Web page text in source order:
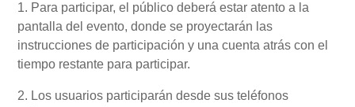
1. Para participar, el público deberá estar atento a la
pantalla del evento, donde se proyectarán las
instrucciones de participación y una cuenta atrás con el
tiempo restante para participar.
2. Los usuarios participarán desde sus teléfonos